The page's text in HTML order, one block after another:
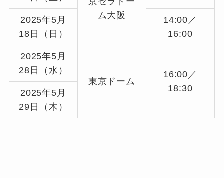
ム大阪
2025年5月
18日（日）
14:00／
16:00
2025年5月
28日（水）
東京ドーム
16:00／
18:30
2025年5月
29日（木）